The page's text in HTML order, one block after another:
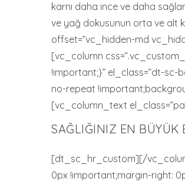
karnı daha ince ve daha
ve yağ dokusunun orta ve alt
offset=”vc_hidden-md
[vc_column
!important;}” el_class=”dt-
no-repeat
[vc_column_text
SAĞLIĞINIZ EN BÜYÜK
[dt_sc_hr_custom][/
0px !important;margin-right: